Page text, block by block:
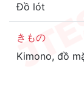
Đồ lót
きもの
Kimono, đồ